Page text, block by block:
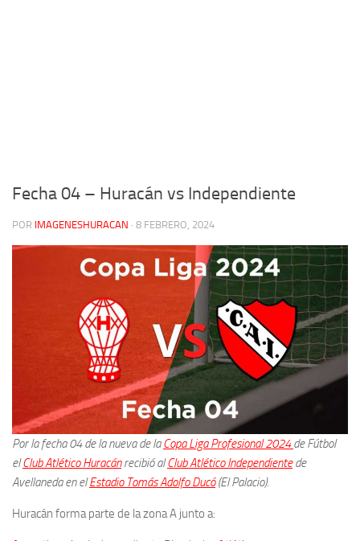
Fecha 04 – Huracán vs Independiente
POR IMAGENESHURACAN · 8 FEBRERO, 2024
Por la fecha 04 de la nueva de laCopa Liga Profesional 2024de Fútbol
elClub Atlético Huracánrecibió alClub Atlético Independientede
Avellaneda en elEstadio Tomás Adolfo Ducó(El Palacio).
Huracán forma parte de la zona A junto a: